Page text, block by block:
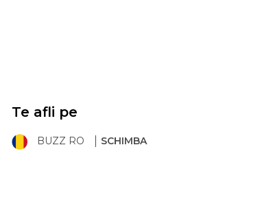
Te afli pe
BUZZ RO SCHIMBA